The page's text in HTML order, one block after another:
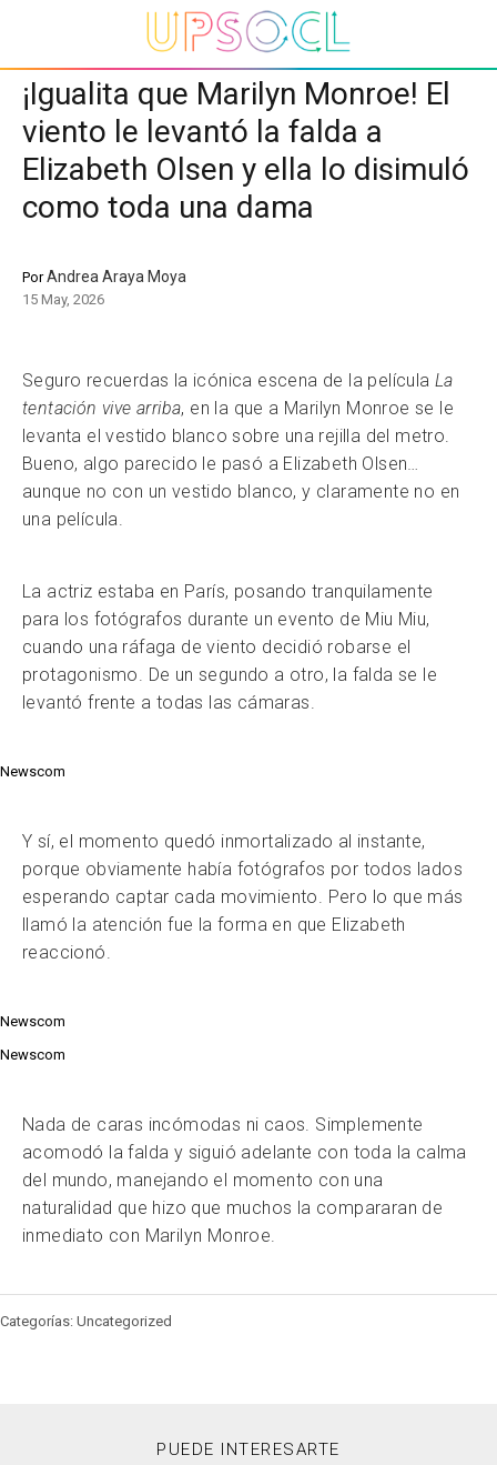
¡Igualita que Marilyn Monroe! El
viento le levantó la falda a
Elizabeth Olsen y ella lo disimuló
como toda una dama
PorAndrea Araya Moya
15 May, 2026
Seguro recuerdas la icónica escena de la película La
tentación vive arriba, en la que a Marilyn Monroe se le
levanta el vestido blanco sobre una rejilla del metro.
Bueno, algo parecido le pasó a Elizabeth Olsen…
aunque no con un vestido blanco, y claramente no en
una película.
La actriz estaba en París, posando tranquilamente
para los fotógrafos durante un evento de Miu Miu,
cuando una ráfaga de viento decidió robarse el
protagonismo. De un segundo a otro, la falda se le
levantó frente a todas las cámaras.
Newscom
Y sí, el momento quedó inmortalizado al instante,
porque obviamente había fotógrafos por todos lados
esperando captar cada movimiento. Pero lo que más
llamó la atención fue la forma en que Elizabeth
reaccionó.
Newscom
Newscom
Nada de caras incómodas ni caos. Simplemente
acomodó la falda y siguió adelante con toda la calma
del mundo, manejando el momento con una
naturalidad que hizo que muchos la compararan de
inmediato con Marilyn Monroe.
Categorías: Uncategorized
PUEDE INTERESARTE